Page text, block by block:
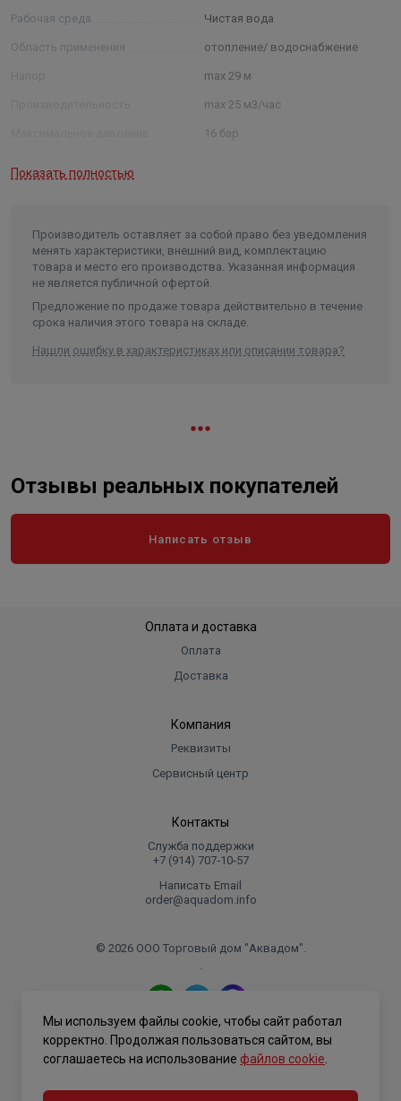
Рабочая среда Чистая вода
Область применения отопление/ водоснабжение
max 29 м
max 25 м3/час
16 бар
Максимальная температура
жидкости
120 °С
Минимальная температура
жидкости
-10°C
Длина в упаковке, см.
58.000
Вес в упаковке, кг 54.000
Показать полностью
Производитель оставляет за собой право без уведомления
менять характеристики, внешний вид, комплектацию
товара и место его производства. Указанная информация
не является публичной офертой.
Предложение по продаже товара действительно в течение
срока наличия этого товара на складе.
Нашли ошибку в характеристиках или описании товара?
Отзывы реальных покупателей
Написать отзыв
Оплата и доставка
Оплата
Доставка
Компания
Реквизиты
Сервисный центр
Контакты
Служба поддержки
+7 (914) 707‑10‑57
Написать Email
order@aquadom.info
© 2026 ООО Торговый дом "Аквадом".
.
Политика конфиденциальности
Мы используем файлы cookie, чтобы сайт работал
корректно. Продолжая пользоваться сайтом, вы
соглашаетесь на использование файлов cookie